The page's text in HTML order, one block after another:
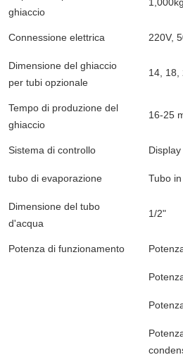
ghiaccio
Connessione elettrica 220V,
Dimensione del ghiaccio
per tubi opzionale
14, 18,
Tempo di produzione del
ghiaccio
16-25
Sistema di controllo
tubo di evaporazione Tubo
Dimensione del tubo
d'acqua
1/2"
Potenza di funzionamento